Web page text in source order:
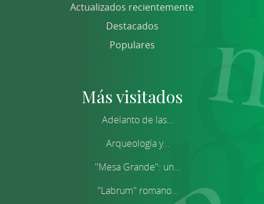
Actualizados recientemente
Destacados
Populares
Más visitados
Adelanto de las...
Arqueología y...
''Mesa Grande'': un...
''Labrum'' romano...